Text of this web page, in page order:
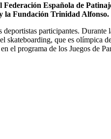
Federación Española de
la Fundación Trinidad Alfonso.
participantes.
skateboarding, que es
el programa de los Juegos de